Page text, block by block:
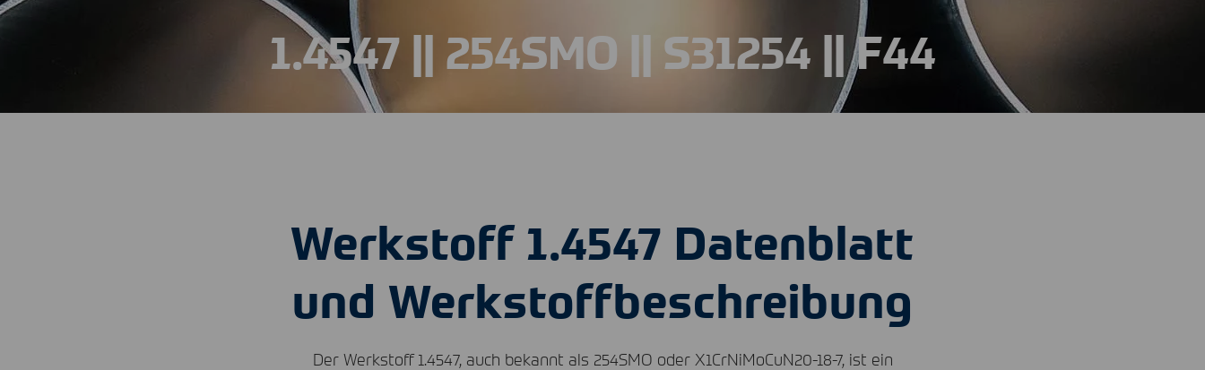
1.4547 || 254SMO || S31254 || F44
Werkstoff 1.4547 Datenblatt
und Werkstoffbeschreibung
Der Werkstoff 1.4547, auch bekannt als 254SMO oder X1CrNiMoCuN20-18-7, ist ein